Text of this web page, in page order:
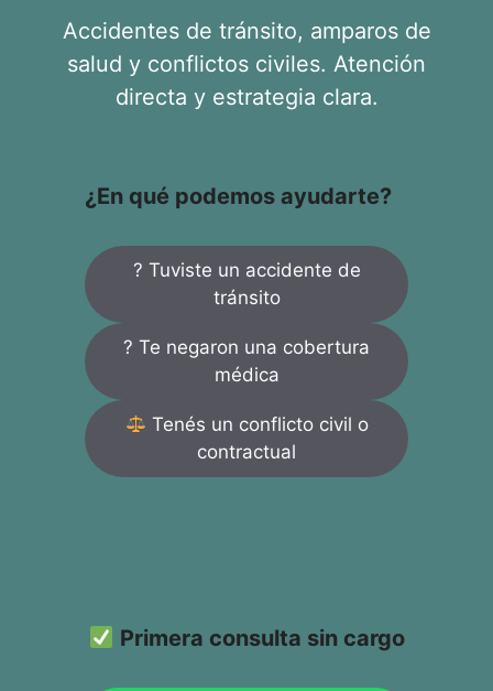
Accidentes de tránsito, amparos de
salud y conflictos civiles. Atención
directa y estrategia clara.
¿En qué podemos ayudarte?
? Tuviste un accidente de
tránsito
? Te negaron una cobertura
médica
Tenés un conflicto civil o
contractual
Primera consulta sin cargo